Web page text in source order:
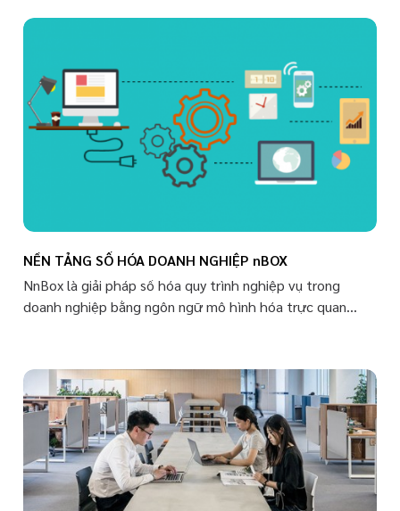
tích (Analytics) nhằm tăng cường tự động hóa cho các
NỀN TẢNG SỐ HÓA DOANH NGHIỆP nBOX
NnBox là giải pháp số hóa quy trình nghiệp vụ trong
doanh nghiệp bằng ngôn ngữ mô hình hóa trực quan
Service) giúp doanh nghiệp xây dựng và làm chủ các ứng
dụng phần mềm một cách nhanh chóng, hiệu quả, tiết
kiệm, đáp ứng trên nhiều lĩnh vực và loại ứng dụng khác
nhau. .